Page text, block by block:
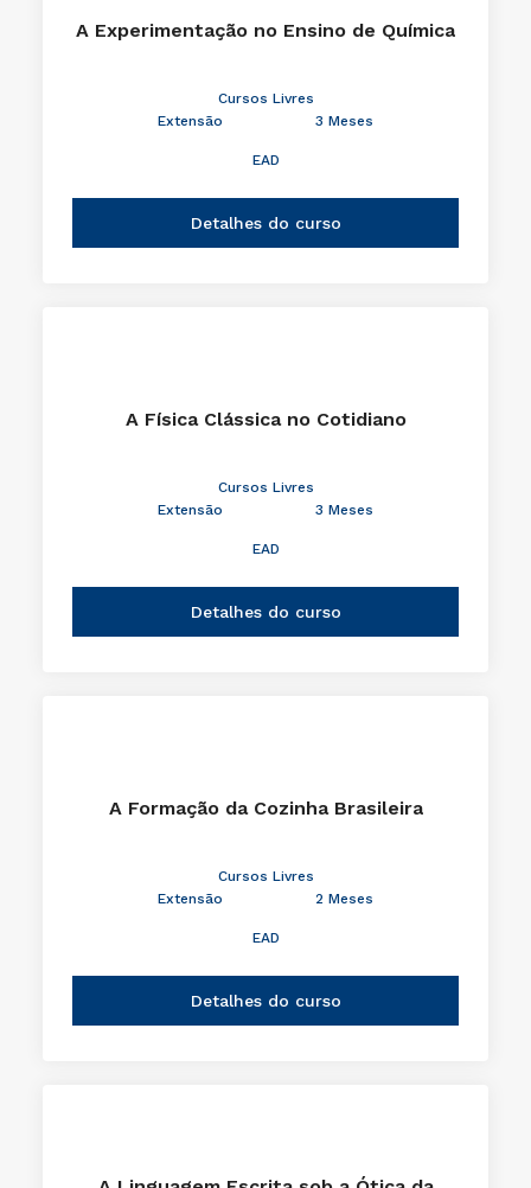
A Experimentação no Ensino de Química
Cursos Livres
Extensão
3 Meses
EAD
Detalhes do curso
A Física Clássica no Cotidiano
Cursos Livres
Extensão
3 Meses
EAD
Detalhes do curso
A Formação da Cozinha Brasileira
Cursos Livres
Extensão
2 Meses
EAD
Detalhes do curso